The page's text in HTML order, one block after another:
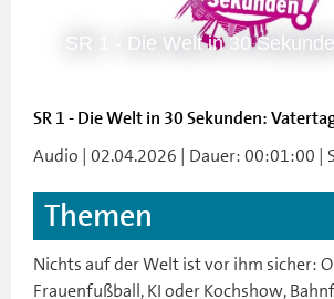
SR 1 - Die Welt in 30
SR 1 - Die Welt in 30 Sekunden:
Audio | 02.04.2026 | Dauer: 00:01:00 |
Themen
Nichts auf der Welt ist vor ihm sicher:
Frauenfußball, KI oder Kochshow,